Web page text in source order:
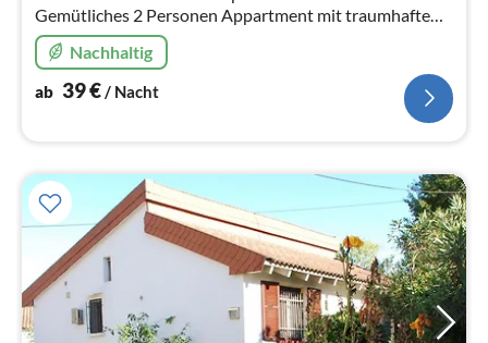
Gemütliches 2 Personen Appartment mit traumhaftem
Blick auf die Ostküste.
Nachhaltig
ab 39€/ Nacht